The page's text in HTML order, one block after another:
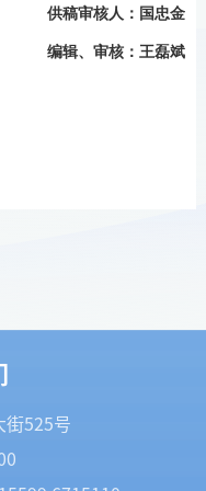
供稿审核人：国忠金
编辑、审核：王磊斌
街525号